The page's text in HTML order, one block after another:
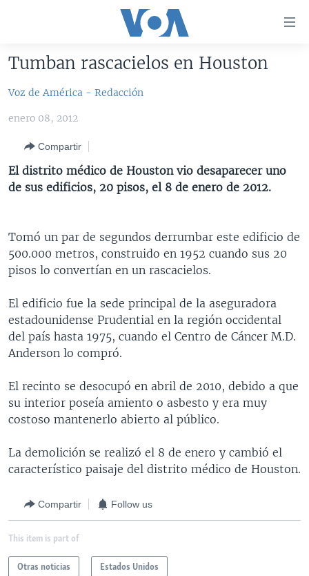
accesibilidad
al
principal
navegador
principal
búsqueda
AMÉRICA DEL NORTE
EEUU
MÉXICO
HAITÍ
ELECCIONES EEUU 2024
ELECCIONES EEUU
VOTO DIVIDIDO
VOA VERIFICA
VOA VERIFICA UCRANIA/RUSIA
VOA VERIFICA INMIGRACIÓN
VOA VERIFICA AMÉRICA LATINA
AMÉRICA LATINA
ARGENTINA
PERÚ
ECUADOR
VENEZUELA
BRASIL
CHINA EN AMÉRICA LATINA
EL SALVADOR
GUATEMALA
HONDURAS
NICARAGUA
INMIGRACIÓN
LIBERTAD DE PRENSA
MUNDO
ECONOMÍA
ENTRETENIMIENTO Y CULTURA
DEPORTES
CIENCIA Y SALUD
ESPECIALES DE LA VOA
LIBERTAD DE PRENSA
UCRANIA
MULTIMEDIA
VIDEOS
AUDIOS
PROGRAMAS TV
FORO INTERAMERICANO
VISIÓN 360
LAS CLAVES
PANORAMA
AVANCE INFORMATIVO
AUDIONOTICIAS
BUENOS DÍAS AMÉRICA
ESTADOS UNIDOS AL DÍA
FORO [RADIO]
DEPORTIVO INTERNACIONAL
NOTA ECONÓMICA
DIRECT
DOCUMENTALES DE LA VOA
Learning English
Idiomas
Tumban rascacielos en Houston
Voz de América - Redacción
enero 08, 2012
Compartir
El distrito médico de Houston vio desaparecer uno
de sus edificios, 20 pisos, el 8 de enero de 2012.
Tomó un par de segundos derrumbar este edificio de
500.000 metros, construido en 1952 cuando sus 20
pisos lo convertían en un rascacielos.
El edificio fue la sede principal de la aseguradora
estadounidense Prudential en la región occidental
del país hasta 1975, cuando el Centro de Cáncer M.D.
Anderson lo compró.
El recinto se desocupó en abril de 2010, debido a que
su interior poseía amiento o asbesto y era muy
costoso mantenerlo abierto al público.
La demolición se realizó el 8 de enero y cambió el
característico paisaje del distrito médico de Houston.
Compartir Follow us
This item is part of
Otras noticias Estados Unidos